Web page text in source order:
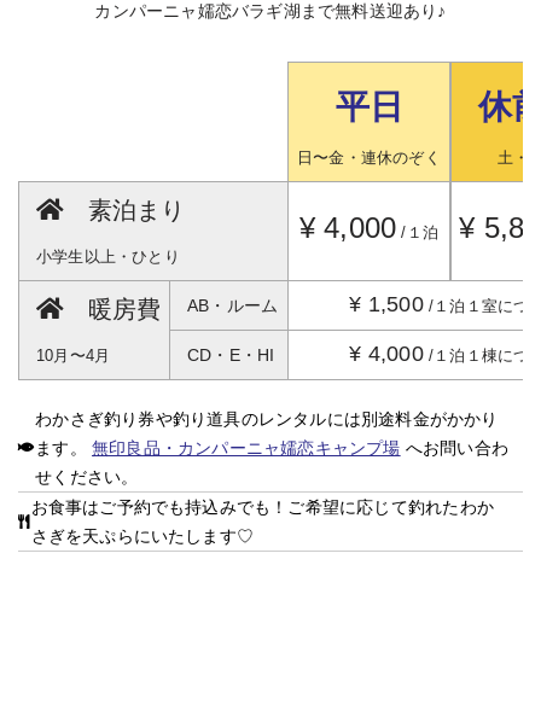
カンパーニャ嬬恋バラギ湖まで無料送迎あり♪
平日
日〜金・連休のぞく
休
土・
素泊まり
小学生以上・ひとり
¥ 4,000 /１泊 ¥
暖房費
10月〜4月
AB・ルーム ¥ 1,500/１泊１室につ
CD・E・HI ¥ 4,000/１泊１棟につ
わかさぎ釣り券や釣り道具のレンタルには別途料金がかかり
ます。無印良品・カンパーニャ嬬恋キャンプ場 へお問い合わ
せください。
お食事はご予約でも持込みでも！ご希望に応じて釣れたわか
さぎを天ぷらにいたします♡